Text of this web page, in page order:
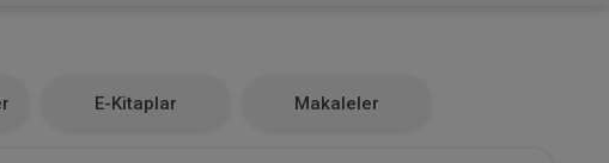
E-Kitaplar Makaleler